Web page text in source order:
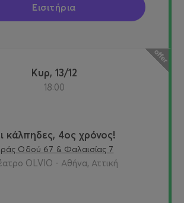
Εισιτήρια
Κυρ, 13/12
18:00
κάλπηδες, 4ος χρόνος!
Οδού 67 & Φαλαισίας 7
OLVIO - Αθήνα, Αττική